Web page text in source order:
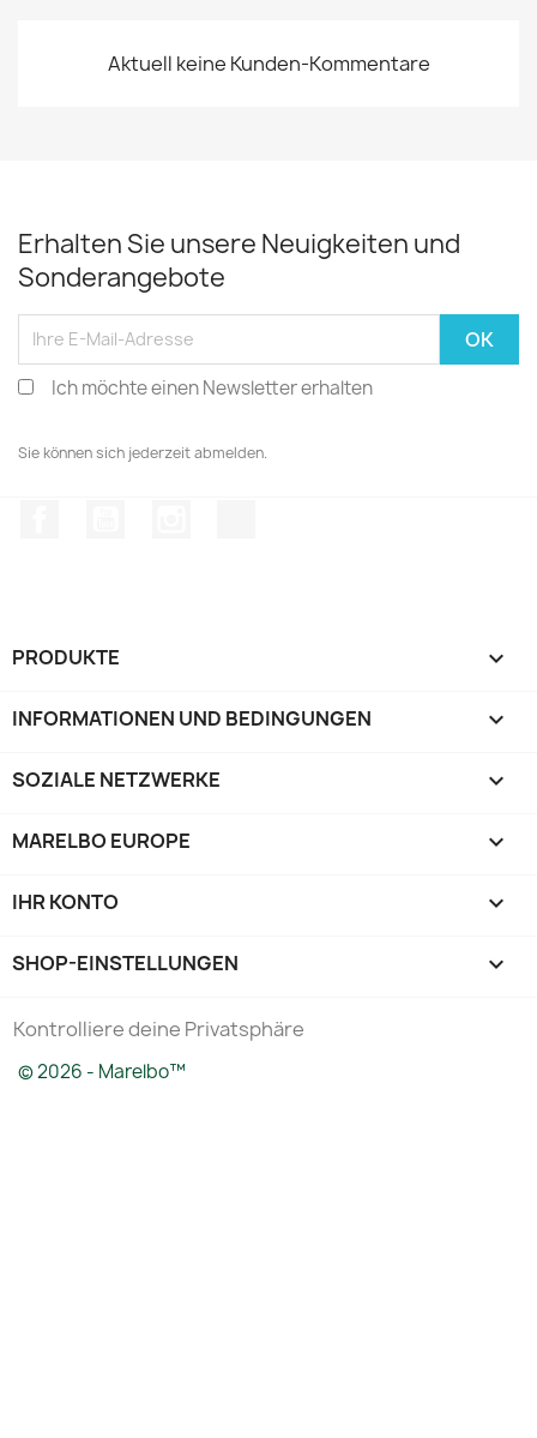
Aktuell keine Kunden-Kommentare
Erhalten Sie unsere Neuigkeiten und
Sonderangebote
Ich möchte einen Newsletter erhalten
Sie können sich jederzeit abmelden.
PRODUKTE 
INFORMATIONEN UND BEDINGUNGEN 
SOZIALE NETZWERKE 
MARELBO EUROPE 
IHR KONTO 
SHOP-EINSTELLUNGEN keyboard_arrow_down
Kontrolliere deine Privatsphäre
© 2026 - Marelbo™